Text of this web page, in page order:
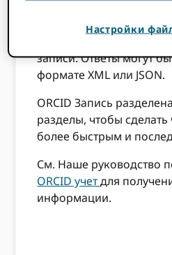
данные и информацию
записи. Ответы могут
формате XML или JSON.
ORCID Запись
разделы, чтобы сделать
более быстрым и
См. Наше руководство
ORCID учетдля
информации.
Настройки